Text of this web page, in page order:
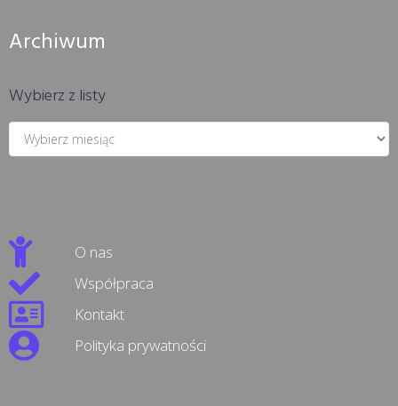
Archiwum
Wybierz z listy
O nas
Współpraca
Kontakt
Polityka prywatności